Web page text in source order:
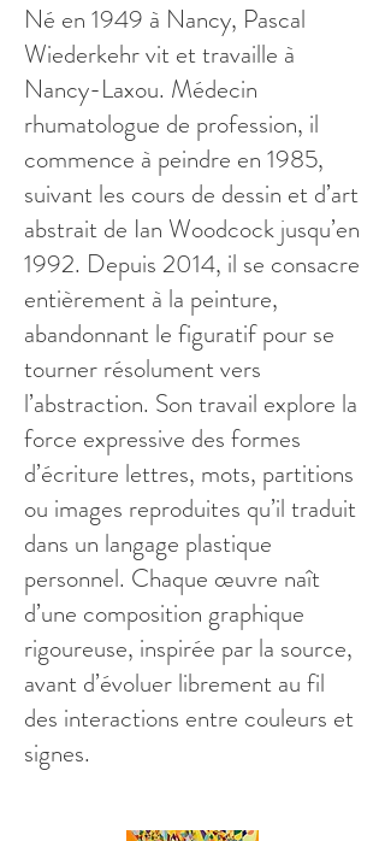
Né en 1949 à Nancy, Pascal
Wiederkehr vit et travaille à
Nancy-Laxou. Médecin
rhumatologue de profession, il
commence à peindre en 1985,
suivant les cours de dessin et d’art
abstrait de Ian Woodcock jusqu’en
1992. Depuis 2014, il se consacre
entièrement à la peinture,
abandonnant le figuratif pour se
tourner résolument vers
l’abstraction. Son travail explore la
force expressive des formes
d’écriture lettres, mots, partitions
ou images reproduites qu’il traduit
dans un langage plastique
personnel. Chaque œuvre naît
d’une composition graphique
rigoureuse, inspirée par la source,
avant d’évoluer librement au fil
des interactions entre couleurs et
signes.